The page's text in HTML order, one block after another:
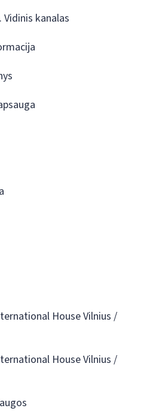
Vidinis kanalas
House Vilnius /
House Vilnius /